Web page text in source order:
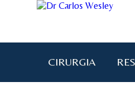
CIRURGIA